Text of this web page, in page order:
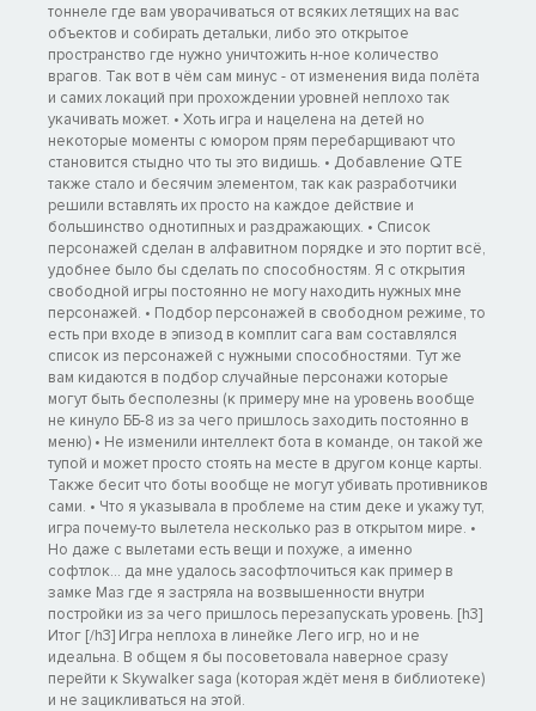
тоннеле где вам уворачиваться от всяких летящих на вас
объектов и собирать детальки, либо это открытое
пространство где нужно уничтожить н-ное количество
врагов. Так вот в чём сам минус - от изменения вида полёта
и самих локаций при прохождении уровней неплохо так
укачивать может. • Хоть игра и нацелена на детей но
некоторые моменты с юмором прям перебарщивают что
становится стыдно что ты это видишь. • Добавление QTE
также стало и бесячим элементом, так как разработчики
решили вставлять их просто на каждое действие и
большинство однотипных и раздражающих. • Список
персонажей сделан в алфавитном порядке и это портит всё,
удобнее было бы сделать по способностям. Я с открытия
свободной игры постоянно не могу находить нужных мне
персонажей. • Подбор персонажей в свободном режиме, то
есть при входе в эпизод в комплит сага вам составлялся
список из персонажей с нужными способностями. Тут же
вам кидаются в подбор случайные персонажи которые
могут быть бесполезны (к примеру мне на уровень вообще
не кинуло ББ-8 из за чего пришлось заходить постоянно в
меню) • Не изменили интеллект бота в команде, он такой же
тупой и может просто стоять на месте в другом конце карты.
Также бесит что боты вообще не могут убивать противников
сами. • Что я указывала в проблеме на стим деке и укажу тут,
игра почему-то вылетела несколько раз в открытом мире. •
Но даже с вылетами есть вещи и похуже, а именно
софтлок... да мне удалось засофтлочиться как пример в
замке Маз где я застряла на возвышенности внутри
постройки из за чего пришлось перезапускать уровень. [h3]
Итог [/h3] Игра неплоха в линейке Лего игр, но и не
идеальна. В общем я бы посоветовала наверное сразу
перейти к Skywalker saga (которая ждёт меня в библиотеке)
и не зацикливаться на этой.